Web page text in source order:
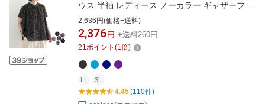
ウス 半袖 レディース ノーカラー ギャザーフレ
ンチ袖 ふんわり インド綿ボイル 綿100％／カ
ジュアル トップス シャツ ゆったり 涼しい エコ
ロコ sel,／ 大きいサイズ 春夏 26SS0424R,
2,636円(価格+送料)
2,376 円 +送料260円
21ポイント (1倍)
LL 3L
4.45(110件)